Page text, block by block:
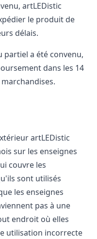
artLEDistic
le produit de
délais.
a été convenu,
dans les 14
artLEDistic
sur les enseignes
couvre les
sont utilisés
les enseignes
pas à une
endroit où elles
utilisation incorrecte